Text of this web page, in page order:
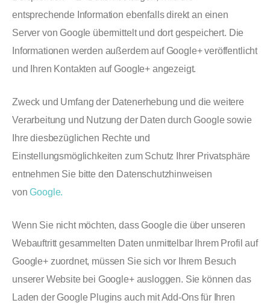
entsprechende Information ebenfalls direkt an einen
Server von Google übermittelt und dort gespeichert. Die
Informationen werden außerdem auf Google+ veröffentlicht
und Ihren Kontakten auf Google+ angezeigt.
Zweck und Umfang der Datenerhebung und die weitere
Verarbeitung und Nutzung der Daten durch Google sowie
Ihre diesbezüglichen Rechte und
Einstellungsmöglichkeiten zum Schutz Ihrer Privatsphäre
entnehmen Sie bitte den Datenschutzhinweisen
vonGoogle.
Wenn Sie nicht möchten, dass Google die über unseren
Webauftritt gesammelten Daten unmittelbar Ihrem Profil auf
Google+ zuordnet, müssen Sie sich vor Ihrem Besuch
unserer Website bei Google+ ausloggen. Sie können das
Laden der Google Plugins auch mit Add-Ons für Ihren